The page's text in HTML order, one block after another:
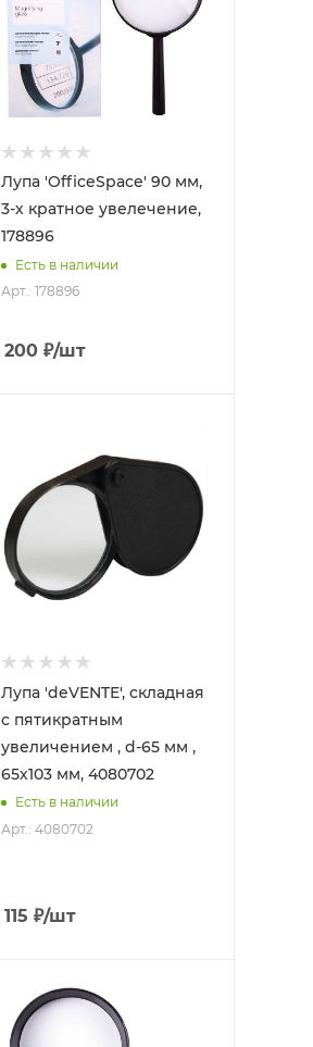
Лупа 'OfficeSpace' 90 мм,
3-х кратное увелечение,
178896
Есть в наличии
Арт.: 178896
200₽/шт
Лупа 'deVENTE', складная
с пятикратным
увеличением , d-65 мм ,
65х103 мм, 4080702
Есть в наличии
Арт.: 4080702
115 ₽/шт